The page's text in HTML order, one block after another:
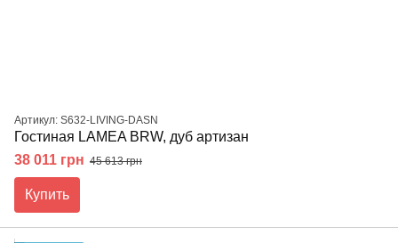
Артикул: S632-LIVING-DASN
Гостиная LAMEA BRW, дуб артизан
38 011 грн 45 613 грн
Купить